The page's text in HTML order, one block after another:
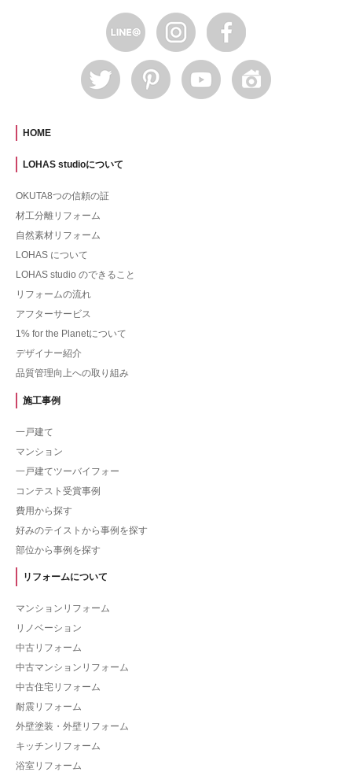
HOME
LOHAS studioについて
OKUTA8つの信頼の証
材工分離リフォーム
自然素材リフォーム
LOHAS について
LOHAS studio のできること
リフォームの流れ
アフターサービス
1% for the Planetについて
デザイナー紹介
品質管理向上への取り組み
施工事例
一戸建て
マンション
一戸建てツーバイフォー
コンテスト受賞事例
費用から探す
好みのテイストから事例を探す
部位から事例を探す
リフォームについて
マンションリフォーム
リノベーション
中古リフォーム
中古マンションリフォーム
中古住宅リフォーム
耐震リフォーム
外壁塗装・外壁リフォーム
キッチンリフォーム
浴室リフォーム